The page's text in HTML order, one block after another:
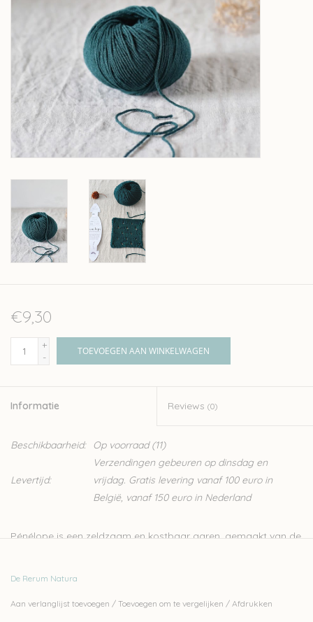
€9,30
+
-
TOEVOEGEN AAN WINKELWAGEN
Informatie Reviews (0)
Beschikbaarheid: Op voorraad(11)
Levertijd:
Verzendingen gebeuren op dinsdag en
vrijdag. Gratis levering vanaf 100 euro in
België, vanaf 150 euro in Nederland
Pénélope is een zeldzaam en kostbaar garen, gemaakt van de
elastische wol en een discrete satijnglas. Dit maakt het een
De Rerum Natura
Aan verlanglijst toevoegen / Toevoegen om te vergelijken / Afdrukken